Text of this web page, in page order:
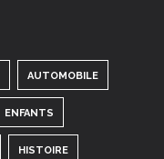
AUTOMOBILE
ENFANTS
HISTOIRE